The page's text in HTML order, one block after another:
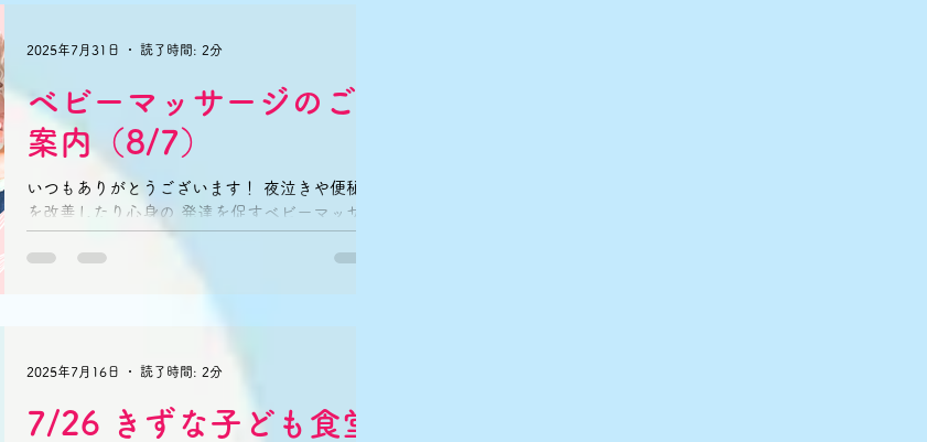
ベビーマッサージのご
案内（8/7）
いつもありがとうございます！ 夜泣きや便秘
を改善したり心身の 発達を促すベビーマッサ
ージ。 ママの優しい手で赤ちゃんに触れて 温
かいぬくもりで赤ちゃんと一緒にリラックス♪
2025年7月31日 読了時間: 2分
7/26 きずな子ども食堂
2025年7月16日 読了時間: 2分